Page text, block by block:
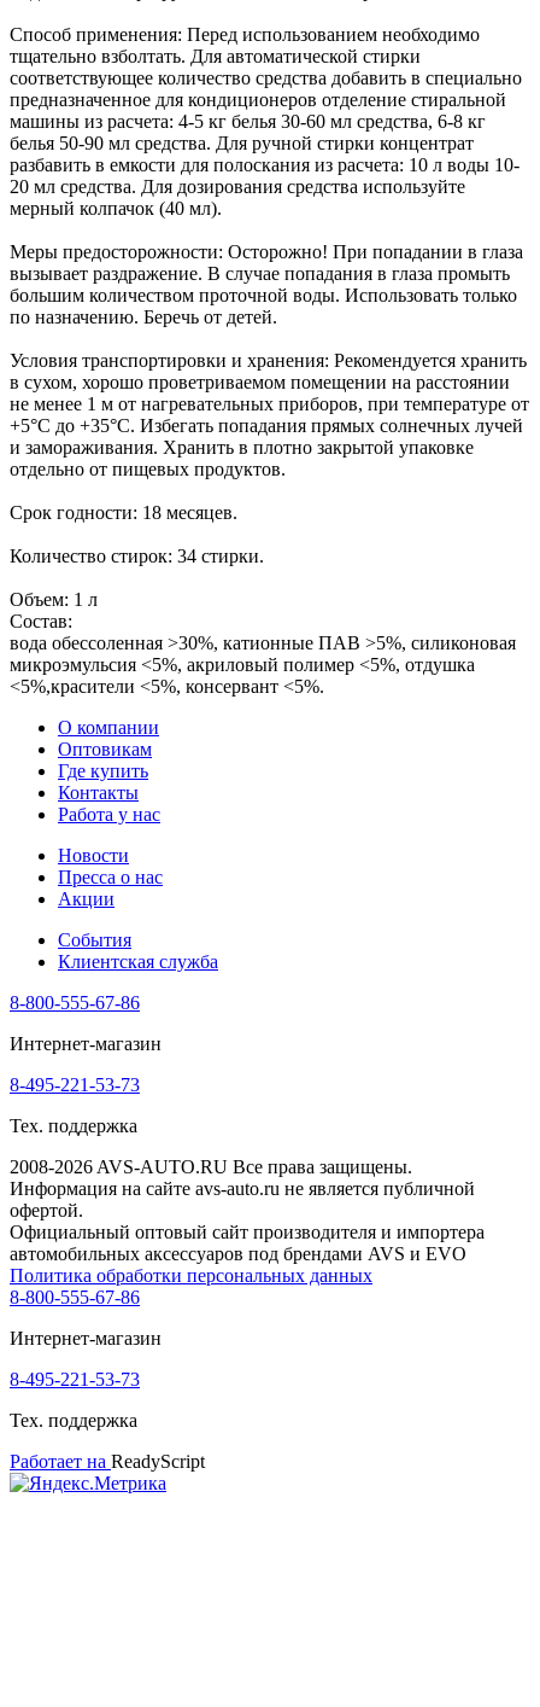
Способ применения: Перед использованием необходимо
тщательно взболтать. Для автоматической стирки
соответствующее количество средства добавить в специально
предназначенное для кондиционеров отделение стиральной
машины из расчета: 4-5 кг белья 30-60 мл средства, 6-8 кг
белья 50-90 мл средства. Для ручной стирки концентрат
разбавить в емкости для полоскания из расчета: 10 л воды 10-
20 мл средства. Для дозирования средства используйте
мерный колпачок (40 мл).
Меры предосторожности: Осторожно! При попадании в глаза
вызывает раздражение. В случае попадания в глаза промыть
большим количеством проточной воды. Использовать только
по назначению. Беречь от детей.
Условия транспортировки и хранения: Рекомендуется хранить
в сухом, хорошо проветриваемом помещении на расстоянии
не менее 1 м от нагревательных приборов, при температуре от
+5°С до +35°С. Избегать попадания прямых солнечных лучей
и замораживания. Хранить в плотно закрытой упаковке
отдельно от пищевых продуктов.
Срок годности: 18 месяцев.
Количество стирок: 34 стирки.
Объем: 1 л
Состав:
вода обессоленная >30%, катионные ПАВ >5%, силиконовая
микроэмульсия <5%, акриловый полимер <5%, отдушка
<5%,красители <5%, консервант <5%.
О компании
Оптовикам
Где купить
Контакты
Работа у нас
Новости
Пресса о нас
Акции
События
Клиентская служба
8-800-555-67-86
Интернет-магазин
8-495-221-53-73
Тех. поддержка
2008-2026 AVS-AUTO.RU Все права защищены.
Информация на сайте avs-auto.ru не является публичной
офертой.
Официальный оптовый сайт производителя и импортера
автомобильных аксессуаров под брендами AVS и EVO
Политика обработки персональных данных
8-800-555-67-86
Интернет-магазин
8-495-221-53-73
Тех. поддержка
Работает на ReadyScript